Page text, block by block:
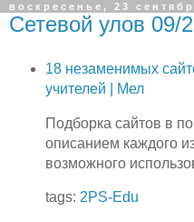
воскресенье, 23
Сетевой улов 09/
18 незаменимых
учителей | Мел
Подборка сайтов в
описанием каждого
возможного
tags: 2PS-Edu